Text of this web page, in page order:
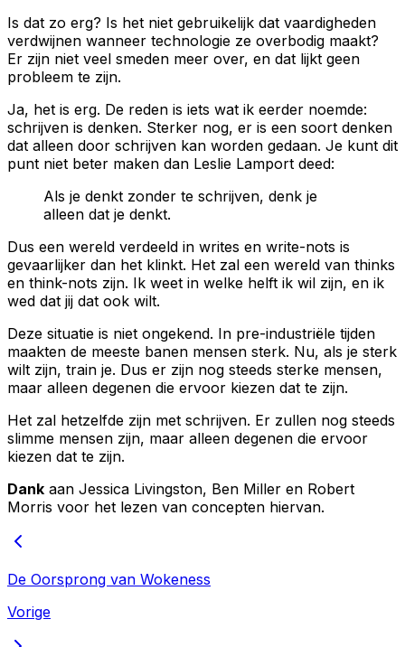
Is dat zo erg? Is het niet gebruikelijk dat vaardigheden
verdwijnen wanneer technologie ze overbodig maakt?
Er zijn niet veel smeden meer over, en dat lijkt geen
probleem te zijn.
Ja, het is erg. De reden is iets wat ik eerder noemde:
schrijven is denken. Sterker nog, er is een soort denken
dat alleen door schrijven kan worden gedaan. Je kunt dit
punt niet beter maken dan Leslie Lamport deed:
Als je denkt zonder te schrijven, denk je
alleen dat je denkt.
Dus een wereld verdeeld in writes en write-nots is
gevaarlijker dan het klinkt. Het zal een wereld van thinks
en think-nots zijn. Ik weet in welke helft ik wil zijn, en ik
wed dat jij dat ook wilt.
Deze situatie is niet ongekend. In pre-industriële tijden
maakten de meeste banen mensen sterk. Nu, als je sterk
wilt zijn, train je. Dus er zijn nog steeds sterke mensen,
maar alleen degenen die ervoor kiezen dat te zijn.
Het zal hetzelfde zijn met schrijven. Er zullen nog steeds
slimme mensen zijn, maar alleen degenen die ervoor
kiezen dat te zijn.
Dank aan Jessica Livingston, Ben Miller en Robert
Morris voor het lezen van concepten hiervan.
De Oorsprong van Wokeness
Vorige